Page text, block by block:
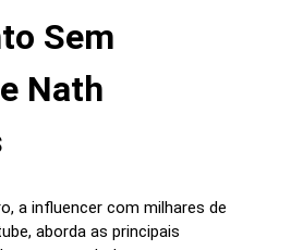
Sem
Nath
a influencer com milhares de
aborda as principais